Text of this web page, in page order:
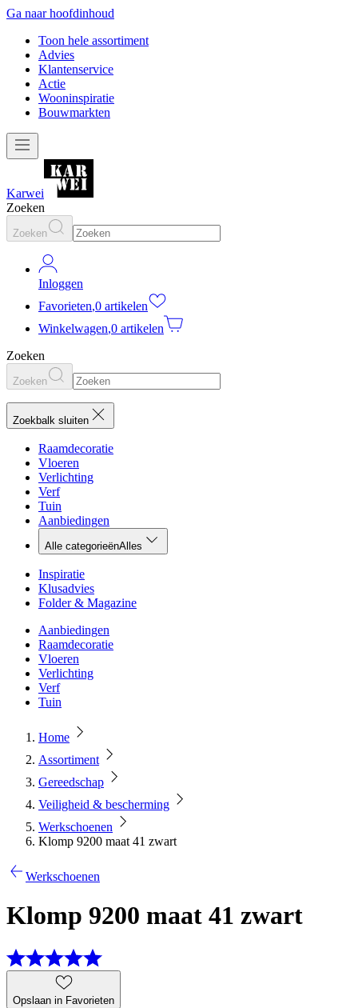
Ga naar hoofdinhoud
Toon hele assortiment
Advies
Klantenservice
Actie
Wooninspiratie
Bouwmarkten
Karwei
Zoeken
Zoeken
Inloggen
Favorieten,0 artikelen
Winkelwagen,0 artikelen
Zoeken
Zoeken
Zoekbalk sluiten
Raamdecoratie
Vloeren
Verlichting
Verf
Tuin
Aanbiedingen
Alle categorieënAlles
Inspiratie
Klusadvies
Folder & Magazine
Aanbiedingen
Raamdecoratie
Vloeren
Verlichting
Verf
Tuin
Home
Assortiment
Gereedschap
Veiligheid & bescherming
Werkschoenen
Klomp 9200 maat 41 zwart
Werkschoenen
Klomp 9200 maat 41 zwart
Opslaan in Favorieten